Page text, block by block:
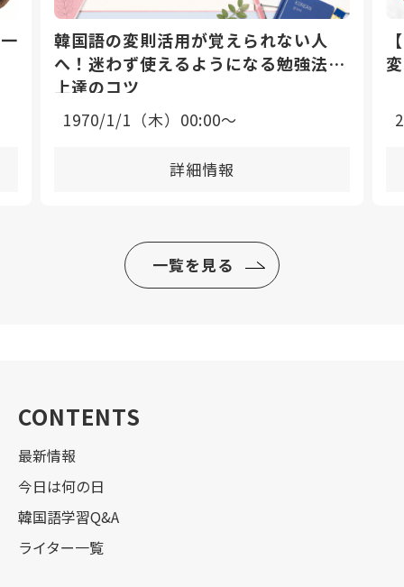
韓国語の変則活用が覚えられない人
へ！迷わず使えるようになる勉強法と
上達のコツ
1970/1/1（木）00:00〜
詳細情報
一覧を見る
CONTENTS
最新情報
今日は何の日
韓国語学習Q&A
ライター一覧